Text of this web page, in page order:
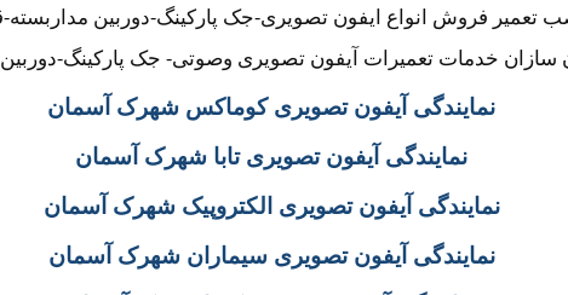
تعمیر فروش انواع ایفون تصویری-جک پارکینگ-دوربین
خدمات تعمیرات آیفون تصویری وصوتی- جک پارکینگ-
نمایندگی آیفون تصویری کوماکس شهرک آسمان
نمایندگی آیفون تصویری تابا شهرک آسمان
نمایندگی آیفون تصویری الکتروپیک شهرک آسمان
نمایندگی آیفون تصویری سیماران شهرک آسمان